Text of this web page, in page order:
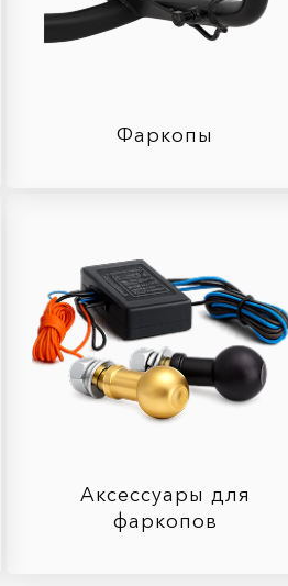
Фаркопы
Аксессуары для
фаркопов